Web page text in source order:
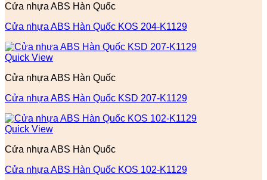
Cửa nhựa ABS Hàn Quốc
Cửa nhựa ABS Hàn Quốc KOS 204-K1129
Quick View
Cửa nhựa ABS Hàn Quốc
Cửa nhựa ABS Hàn Quốc KSD 207-K1129
Quick View
Cửa nhựa ABS Hàn Quốc
Cửa nhựa ABS Hàn Quốc KOS 102-K1129